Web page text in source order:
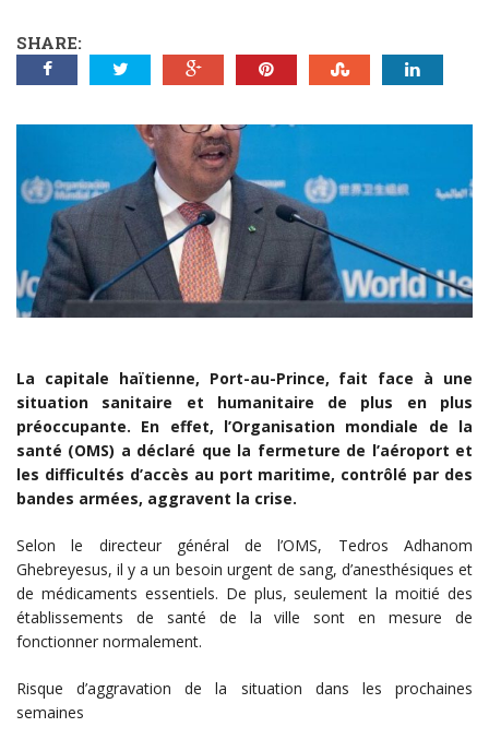
SHARE:
La capitale haïtienne, Port-au-Prince, fait face à une
situation sanitaire et humanitaire de plus en plus
préoccupante. En effet, l’Organisation mondiale de la
santé (OMS) a déclaré que la fermeture de l’aéroport et
les difficultés d’accès au port maritime, contrôlé par des
bandes armées, aggravent la crise.
Selon le directeur général de l’OMS, Tedros Adhanom
Ghebreyesus, il y a un besoin urgent de sang, d’anesthésiques et
de médicaments essentiels. De plus, seulement la moitié des
établissements de santé de la ville sont en mesure de
fonctionner normalement.
Risque d’aggravation de la situation dans les prochaines
semaines